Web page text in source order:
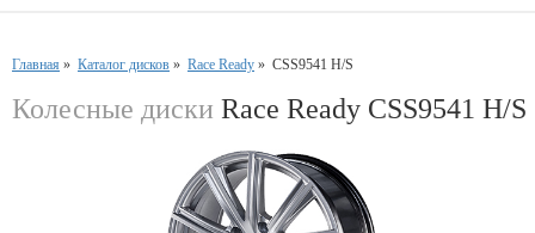
Главная » Каталог дисков » Race Ready » CSS9541 H/S
Колесные диски Race Ready CSS9541 H/S